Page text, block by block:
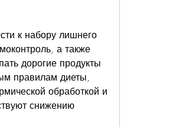
к набору лишнего
а также
дорогие продукты
правилам диеты,
обработкой и
снижению